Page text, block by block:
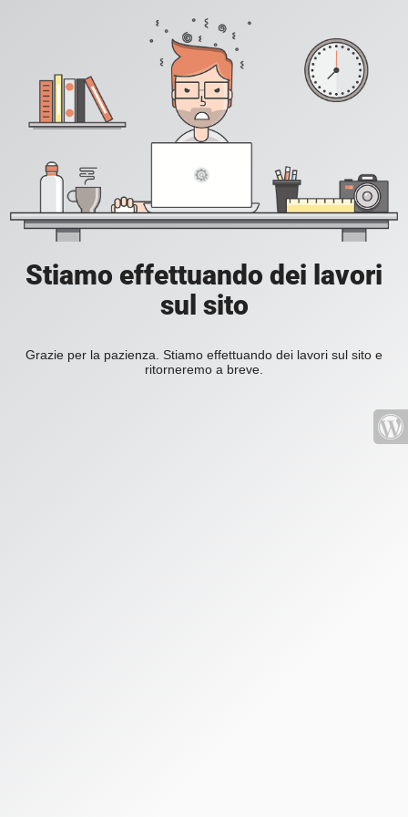
Stiamo effettuando dei lavori
sul sito
Grazie per la pazienza. Stiamo effettuando dei lavori sul sito e
ritorneremo a breve.